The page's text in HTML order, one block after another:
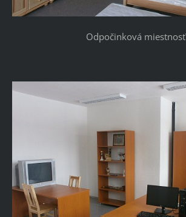
Odpočinková miestnosť